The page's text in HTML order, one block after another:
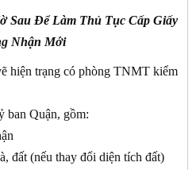
Sau Để Làm Thủ Tục Cấp Giấy
Nhận Mới
hiện trạng có phòng TNMT kiểm
ban Quận, gồm:
đất (nếu thay đổi diện tích đất)